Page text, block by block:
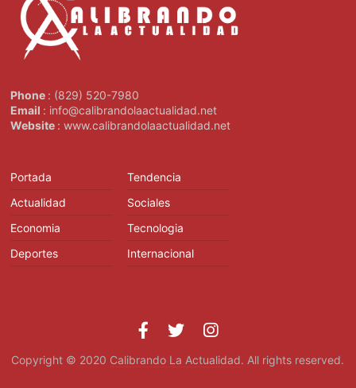
Phone : (829) 520-7980
Email : info@calibrandolaactualidad.net
Website : www.calibrandolaactualidad.net
Portada
Actualidad
Economia
Deportes
Tendencia
Sociales
Tecnologia
Internacional
Copyright © 2020 Calibrando La Actualidad. All rights reserved.